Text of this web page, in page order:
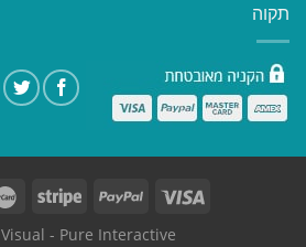
תקוה
Visual - Pure Interactive